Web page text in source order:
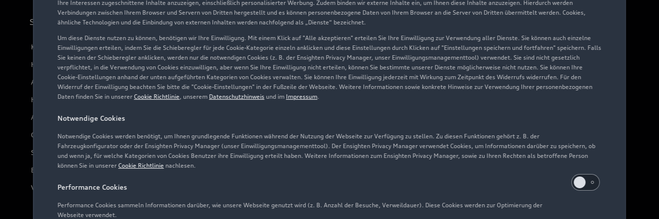
Ihre Interessen zugeschnittene Inhalte anzuzeigen, einschließlich personalisierter Werbung. Zudem binden wir externe Inhalte ein, um Ihnen diese Inhalte anzuzeigen. Hierdurch werden
Verbindungen zwischen Ihrem Browser und Servern von Dritten hergestellt und es können personenbezogene Daten von Ihrem Browser an die Server von Dritten übermittelt werden. Cookies,
ähnliche Technologien und die Einbindung von externen Inhalten werden nachfolgend als „Dienste“ bezeichnet.
Um diese Dienste nutzen zu können, benötigen wir Ihre Einwilligung. Mit einem Klick auf "Alle akzeptieren" erteilen Sie Ihre Einwilligung zur Verwendung aller Dienste. Sie können auch einzelne
Einwilligungen erteilen, indem Sie die Schieberegler für jede Cookie-Kategorie einzeln anklicken und diese Einstellungen durch Klicken auf "Einstellungen speichern und fortfahren" speichern. Falls
Sie keinen der Schieberegler anklicken, werden nur die notwendigen Cookies (z. B. der Ensighten Privacy Manager, unser Einwilligungsmanagementtool) verwendet. Sie sind nicht gesetzlich
verpflichtet, in die Verwendung von Cookies einzuwilligen, aber wenn Sie Ihre Einwilligung nicht erteilen, können Sie bestimmte unserer Dienste möglicherweise nicht nutzen. Sie können Ihre
Cookie-Einstellungen anhand der unten aufgeführten Kategorien von Cookies verwalten. Sie können Ihre Einwilligung jederzeit mit Wirkung zum Zeitpunkt des Widerrufs widerrufen. Für den
Widerruf der Einwilligung beachten Sie bitte die "Cookie-Einstellungen" in der Fußzeile der Webseite. Weitere Informationen sowie konkrete Hinweise zur Verwendung Ihrer personenbezogenen
Daten finden Sie in unsererCookie Richtlinie, unserem Datenschutzhinweis und im Impressum.
Notwendige Cookies
Notwendige Cookies werden benötigt, um Ihnen grundlegende Funktionen während der Nutzung der Webseite zur Verfügung zu stellen. Zu diesen Funktionen gehört z. B. der
Fahrzeugkonfigurator oder der Ensighten Privacy Manager (unser Einwilligungsmanagementtool). Der Ensighten Privacy Manager verwendet Cookies, um Informationen darüber zu speichern, ob
und wenn ja, für welche Kategorien von Cookies Benutzer ihre Einwilligung erteilt haben. Weitere Informationen zum Ensighten Privacy Manager, sowie zu Ihren Rechten als betroffene Person
können Sie in unsererCookie Richtlinie nachlesen.
Performance Cookies
Performance Cookies sammeln Informationen darüber, wie unsere Webseite genutzt wird (z. B. Anzahl der Besuche, Verweildauer). Diese Cookies werden zur Optimierung der
Webseite verwendet.
Support
Kundenservice
Händlersuche
Audi Code
Häufige Fragen (FAQ)
Audi Online Beratung
Online-Terminvereinbarung
Servicekontakt
Bordbuch & Bedienungsanleitungen
Verträge kündigen
Über Audi
Unternehmen
Karriere
Investor Relations
Presse & Media Center
Audi erleben
Newsletter